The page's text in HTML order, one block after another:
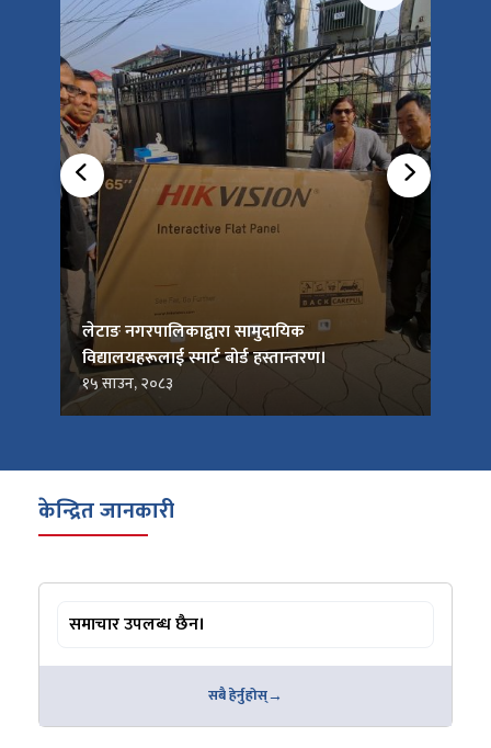
लेटाङ नगरपालिकाद्वारा सामुदायिक
विद्यालयहरूलाई स्मार्ट बोर्ड हस्तान्तरण।
१५ साउन, २०८३
केन्द्रित जानकारी
समाचार उपलब्ध छैन।
सबै हेर्नुहोस्